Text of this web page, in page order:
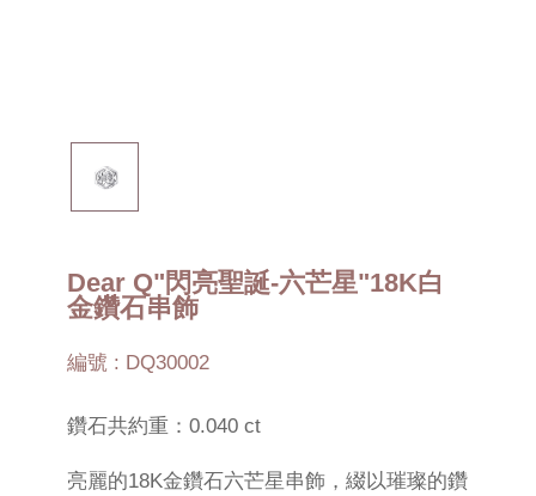
Dear Q"閃亮聖誕-六芒星"18K白
金鑽石串飾
編號 : DQ30002
鑽石共約重：0.040 ct
亮麗的18K金鑽石六芒星串飾，綴以璀璨的鑽